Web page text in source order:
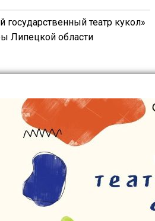
театр кукол»
Липецкой области